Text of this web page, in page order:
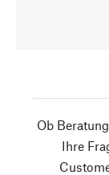
Ob
Ihre